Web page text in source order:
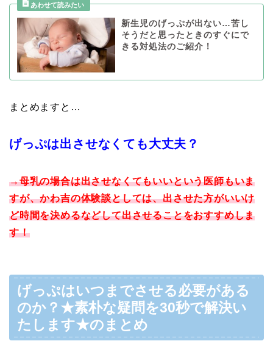
新生児のげっぷが出ない…苦し
そうだと思ったときのすぐにで
きる対処法のご紹介！
まとめますと…
げっぷは出させなくても大丈夫？
→母乳の場合は出させなくてもいいという医師もいま
すが、かわ吉の体験談としては、出させた方がいいけ
ど時間を決めるなどして出させることをおすすめしま
す！
げっぷはいつまでさせる必要がある
のか？★素朴な疑問を30秒で解決い
たします★のまとめ